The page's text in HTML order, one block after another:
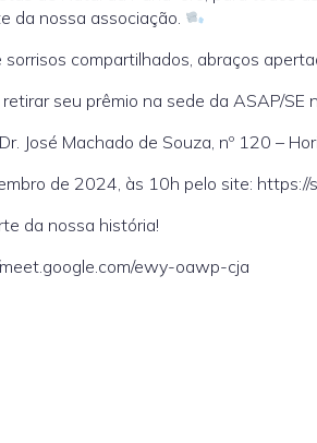
da nossa associação.
compartilhados, abraços
seu prêmio na sede da ASAP/
José Machado de Souza, nº 120 –
de 2024, às 10h pelo site: https://
da nossa história!
ewy-oawp-cja